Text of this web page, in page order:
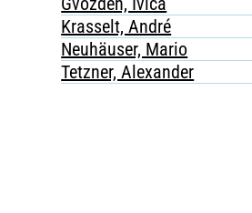
Krasselt, André
Neuhäuser, Mario
Tetzner, Alexander